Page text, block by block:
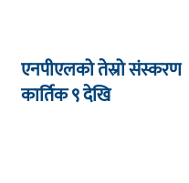
एनपीएलको तेस्रो संस्करण
कार्तिक ९ देखि